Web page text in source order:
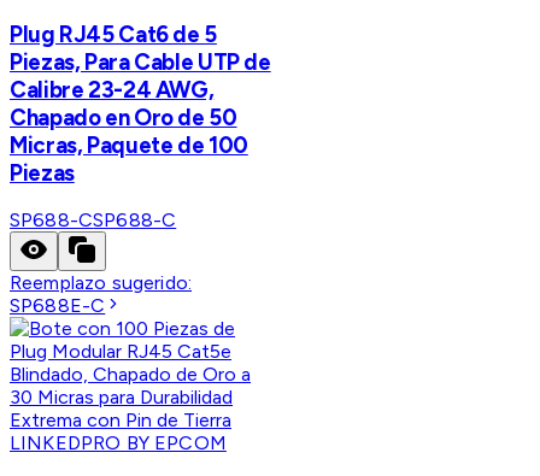
Plug RJ45 Cat6 de 5
Piezas, Para Cable UTP de
Calibre 23-24 AWG,
Chapado en Oro de 50
Micras, Paquete de 100
Piezas
SP688-CSP688-C
Reemplazo sugerido:
SP688E-C
LINKEDPRO BY EPCOM